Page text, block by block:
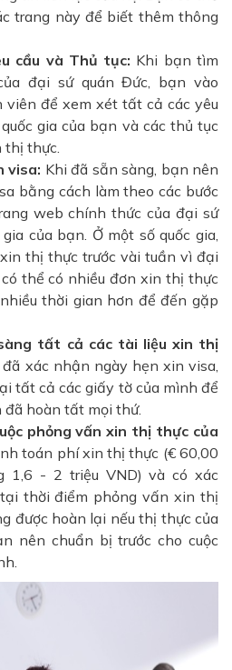
trang này để biết thêm thông
cầu và Thủ tục: Khi bạn tìm
đại sứ quán Đức, bạn vào
để xem xét tất cả các yêu
gia của bạn và các thủ tục
thị thực.
visa: Khi đã sẵn sàng, bạn nên
bằng cách làm theo các bước
web chính thức của đại sứ
của bạn. Ở một số quốc gia,
thị thực trước vài tuần vì đại
thể có nhiều đơn xin thị thực
thời gian hơn để đến gặp
tất cả các tài liệu xin thị
xác nhận ngày hẹn xin visa,
tất cả các giấy tờ của mình để
hoàn tất mọi thứ.
phỏng vấn xin thị thực của
toán phí xin thị thực (€ 60,00
1,6 - 2 triệu VND) và có xác
thời điểm phỏng vấn xin thị
được hoàn lại nếu thị thực của
nên chuẩn bị trước cho cuộc